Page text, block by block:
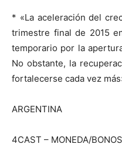
* «La aceleración del
trimestre final de 2015
temporario por la
No obstante, la
fortalecerse cada vez
ARGENTINA
4CAST – MONEDA/BONOS